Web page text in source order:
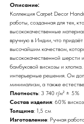
Описание:
Коллекция Carpet Decor
работы, созданная для тех,
высококачественные
вручную в Индии, что
высочайшим качеством,
высококачественной шерсти
бамбуковой вискозы и
интерьерные решения. Он
минимализм, а также
Плотность: 3 740 г/м² ± 5%
Состав изделия: 60%
Толщина: 1,5 см
Изготовление: Ручная